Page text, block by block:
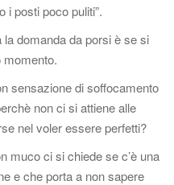
e
i posti poco puliti”.
domanda da porsi è se si
momento.
sensazione di soffocamento
non ci si attiene alle
nel voler essere perfetti?
muco ci si chiede se c’è una
e che porta a non sapere